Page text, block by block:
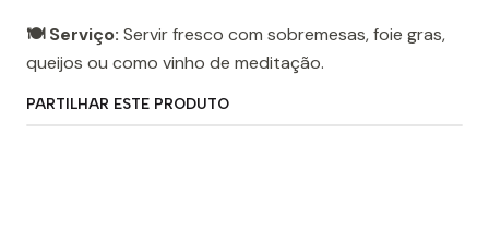
🍽️ Serviço: Servir fresco com sobremesas, foie gras,
queijos ou como vinho de meditação.
PARTILHAR ESTE PRODUTO